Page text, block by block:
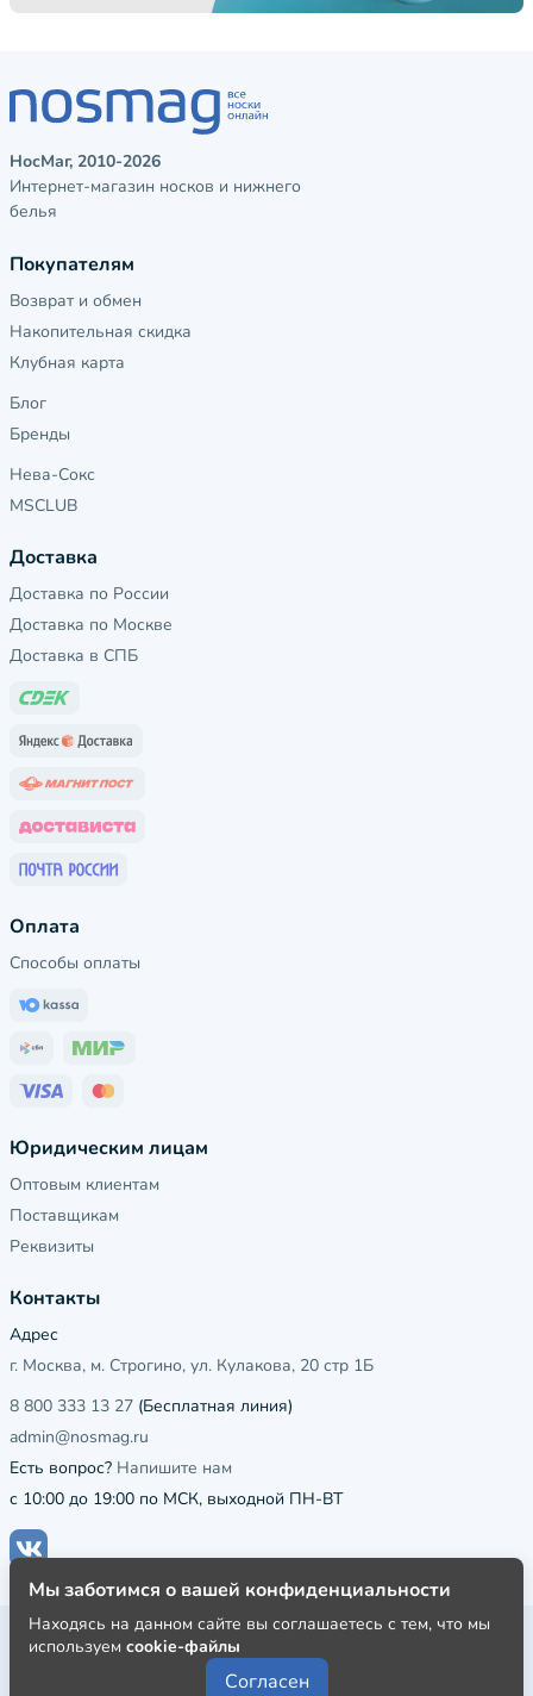
НосМаг, 2010-2026
Интернет-магазин носков и нижнего
белья
Покупателям
Возврат и обмен
Накопительная скидка
Клубная карта
Блог
Бренды
Нева-Сокс
MSCLUB
Доставка
Доставка по России
Доставка по Москве
Доставка в СПБ
Оплата
Способы оплаты
Юридическим лицам
Оптовым клиентам
Поставщикам
Реквизиты
Контакты
Адрес
г. Москва, м. Строгино, ул. Кулакова, 20 стр 1Б
8 800 333 13 27 (Бесплатная линия)
admin@nosmag.ru
Есть вопрос? Напишите нам
с 10:00 до 19:00 по МСК, выходной ПН-ВТ
Публичная оферта
Пользовательское соглашение
Мы заботимся о вашей конфиденциальности
Находясь на данном сайте вы соглашаетесь с тем, что мы
используем cookie-файлы
Согласен